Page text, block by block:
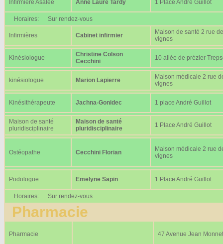
Infirmière Asalée Anne Laure Tardy 1 Place André Guillot
Horaires: Sur rendez-vous
Infirmières Cabinet infirmier
Maison de santé 2 rue
vignes
Kinésiologue
Christine Colson
Cecchini
10 allée de prézier
kinésiologue Marion Lapierre
Maison médicale 2 rue
vignes
Kinésithérapeute Jachna-Gonidec 1 place André Guillot
Maison de santé
pluridisciplinaire
Maison de santé
pluridisciplinaire
1 Place André Guillot
Ostéopathe Cecchini Florian
Maison médicale 2 rue
vignes
Podologue Emelyne Sapin 1 Place André Guillot
Horaires: Sur rendez-vous
Pharmacie
Pharmacie 47 Avenue Jean Monnet